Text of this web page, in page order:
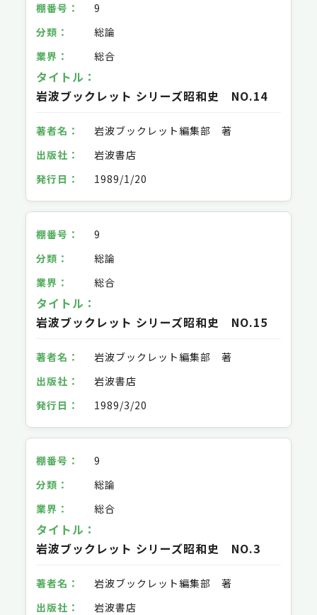
9
総論
総合
岩波ブックレット シリーズ昭和史 NO.14
岩波ブックレット編集部 著
岩波書店
1989/1/20
9
総論
総合
岩波ブックレット シリーズ昭和史 NO.15
岩波ブックレット編集部 著
岩波書店
1989/3/20
9
総論
総合
岩波ブックレット シリーズ昭和史 NO.3
岩波ブックレット編集部 著
岩波書店